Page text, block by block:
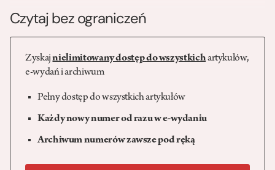
Czytaj bez ograniczeń
Zyskajnielimitowany dostęp do wszystkichartykułów,
e-wydań i archiwum
Pełny dostęp do wszystkich artykułów
Każdy nowy numer od razu w e-wydaniu
Archiwum numerów zawsze pod ręką